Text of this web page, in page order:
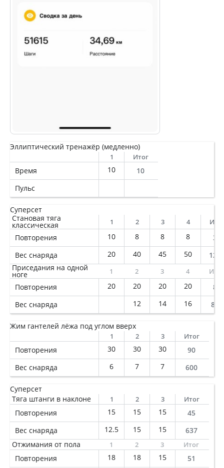
Эллиптический тренажёр (медленно)
1 Итог
Время 10
10
Пульс
Суперсет
Становая тяга
классическая 1 2 3 4
Повторения 10 8 8 8
34
Вес снаряда
20 40 45 50
Приседания на одной
ноге 1 2 3 4 Итог
Повторения 20 20 20 20
80
Вес снаряда
12 14 16 840
Жим гантелей лёжа под углом вверх
1 2 3 Итог
Повторения 30 30 30
90
Вес снаряда
6 7 7 600
Суперсет
Тяга штанги в наклоне
1 2 3 Итог
Повторения 15 15 15
45
Вес снаряда
12.5 15 15
637
Отжимания от пола
1 2 3 Итог
Повторения 18 18 15
51